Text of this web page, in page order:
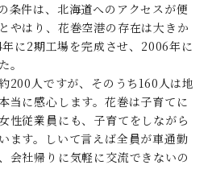
条件は、北海道へのアクセスが便
やはり、花巻空港の存在は大きか
に2期工場を完成させ、2006年に
。
200人ですが、そのうち160人は地
当に感心します。花巻は子育てに
性従業員にも、子育てをしながら
ます。しいて言えば全員が車通勤
会社帰りに気軽に交流できないの